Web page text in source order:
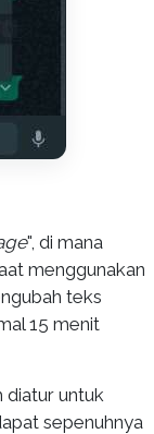
", di mana
menggunakan
teks
15 menit
diatur untuk
sepenuhnya